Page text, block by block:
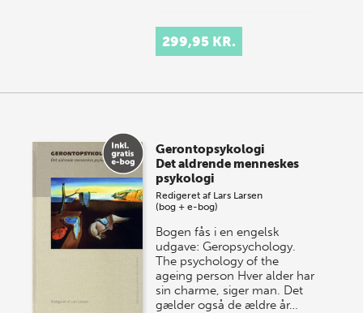
299,95 KR.
Gerontopsykologi
Det aldrende menneskes
psykologi
Redigeret af Lars Larsen
(bog + e-bog)
Bogen fås i en engelsk
udgave: Geropsychology.
The psychology of the
ageing person Hver alder har
sin charme, siger man. Det
gælder også de ældre år…